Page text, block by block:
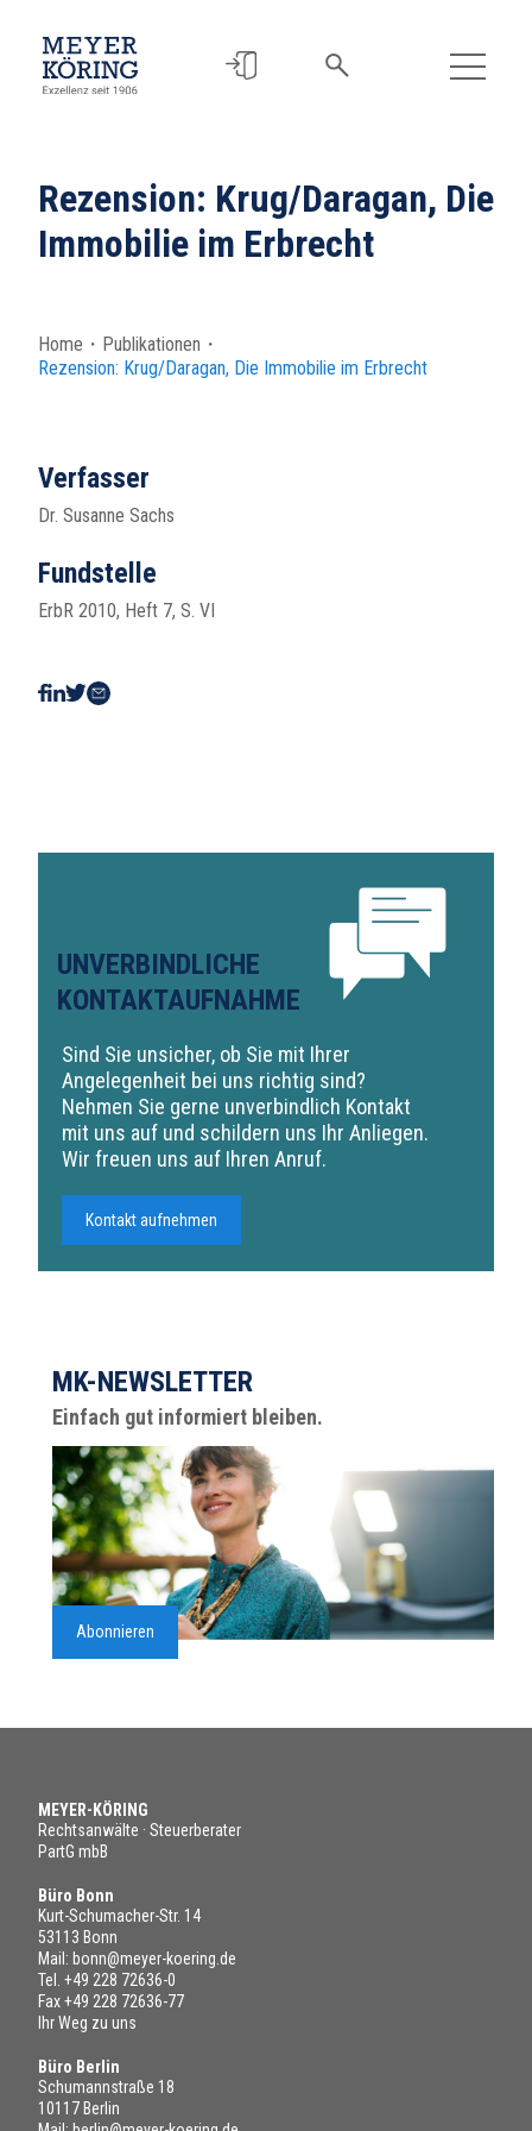
Rezension: Krug/Daragan, Die
Immobilie im Erbrecht
Home ・ Publikationen ・
Rezension: Krug/Daragan, Die Immobilie im Erbrecht
Verfasser
Dr. Susanne Sachs
Fundstelle
ErbR 2010, Heft 7, S. VI
UNVERBINDLICHE
KONTAKTAUFNAHME
Sind Sie unsicher, ob Sie mit Ihrer
Angelegenheit bei uns richtig sind?
Nehmen Sie gerne unverbindlich Kontakt
mit uns auf und schildern uns Ihr Anliegen.
Wir freuen uns auf Ihren Anruf.
Kontakt aufnehmen
MK-NEWSLETTER
Einfach gut informiert bleiben.
Abonnieren
MEYER-KÖRING
Rechtsanwälte · Steuerberater
PartG mbB
Büro Bonn
Kurt-Schumacher-Str. 14
53113 Bonn
Mail: bonn@meyer-koering.de
Tel. +49 228 72636-0
Fax +49 228 72636-77
Ihr Weg zu uns
Büro Berlin
Schumannstraße 18
10117 Berlin